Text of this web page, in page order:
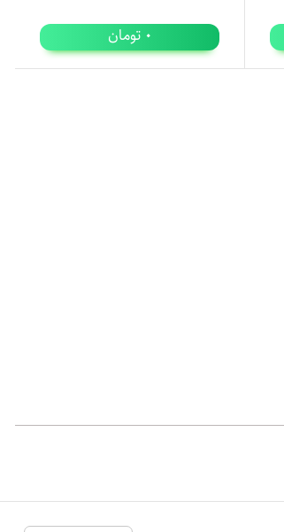
0 تومان